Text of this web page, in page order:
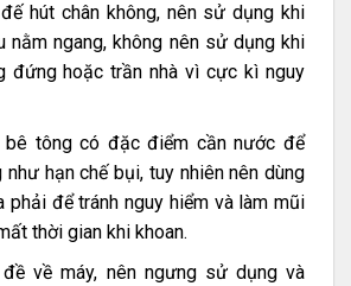
hút chân không, nên sử dụng khi
nằm ngang, không nên sử dụng khi
đứng hoặc trần nhà vì cực kì nguy
bê tông có đặc điểm cần nước để
như hạn chế bụi, tuy nhiên nên dùng
phải để tránh nguy hiểm và làm mũi
thời gian khi khoan.
về máy, nên ngưng sử dụng và